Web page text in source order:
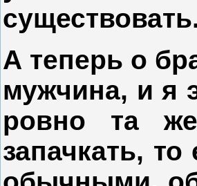
А теперь о
мужчина, и я
ровно та
запачкать,